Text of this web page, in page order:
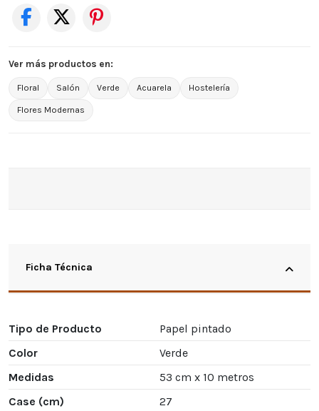
Ver más productos en:
Floral Salón Verde Acuarela Hostelería
Flores Modernas
Ficha Técnica
Tipo de Producto
Papel pintado
Color
Verde
Medidas
53 cm x 10 metros
Case (cm)
27